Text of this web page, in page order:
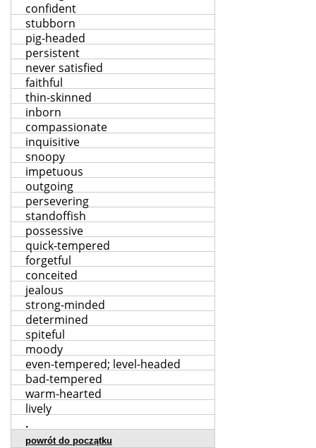
confident
stubborn
pig-headed
persistent
never satisfied
faithful
thin-skinned
inborn
compassionate
inquisitive
snoopy
impetuous
outgoing
persevering
standoffish
possessive
quick-tempered
forgetful
conceited
jealous
strong-minded
determined
spiteful
moody
even-tempered; level-headed
bad-tempered
warm-hearted
lively
.
powrót do początku